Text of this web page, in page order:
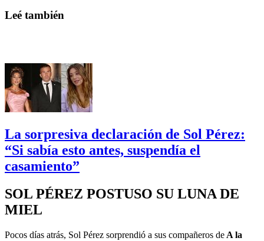
Leé también
La sorpresiva declaración de Sol Pérez:
“Si sabía esto antes, suspendía el
casamiento”
SOL PÉREZ POSTUSO SU LUNA DE
MIEL
Pocos días atrás, Sol Pérez sorprendió a sus compañeros de A la